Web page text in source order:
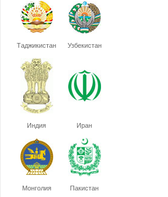
Таджикистан Узбекистан
Индия Иран
Монголия Пакистан